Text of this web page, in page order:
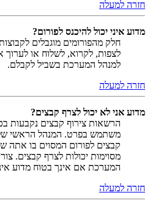
חזרה למעלה
מדוע איני יכול להיכנס לפורום?
חלק מהפורומים מוגבלים
לצפות, לקרוא, לשלוח או לערוך
למנהל המערכת בשביל לקבלם.
חזרה למעלה
מדוע אני לא יכול לצרף קבצים?
הרשאות צירוף קבצים נקבעות
משתמש בפרט. המנהל הראשי
קבצים לפורום המסוים בו אתה
מסוימות יכולות לצרף קבצים.
המערכת אם אינך בטוח מדוע
חזרה למעלה